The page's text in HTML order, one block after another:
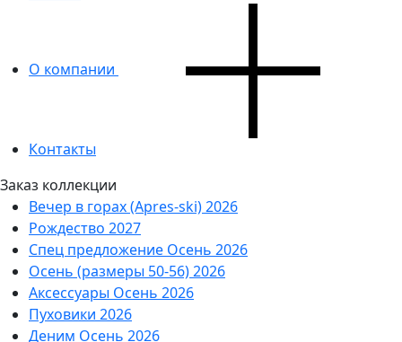
О компании
Контакты
Заказ коллекции
Вечер в горах (Apres-ski) 2026
Рождество 2027
Спец предложение Осень 2026
Осень (размеры 50-56) 2026
Аксессуары Осень 2026
Пуховики 2026
Деним Осень 2026